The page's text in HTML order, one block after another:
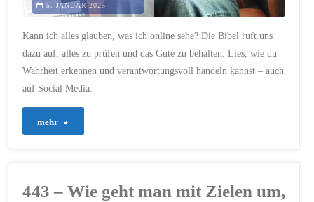
5. JANUAR 2025
Kann ich alles glauben, was ich online sehe? Die Bibel ruft uns
dazu auf, alles zu prüfen und das Gute zu behalten. Lies, wie du
Wahrheit erkennen und verantwortungsvoll handeln kannst – auch
auf Social Media.
mehr
443 – Wie geht man mit Zielen um,